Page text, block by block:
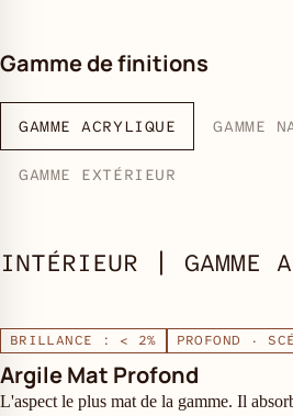
Gamme de finitions
GAMME ACRYLIQUE GAMME
GAMME EXTÉRIEUR
INTÉRIEUR | GAMME
BRILLANCE : < 2% PROFOND ·
Argile Mat Profond
L'aspect le plus mat de la gamme. Il